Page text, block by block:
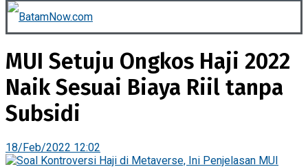
MUI Setuju Ongkos Haji 2022
Naik Sesuai Biaya Riil tanpa
Subsidi
18/Feb/2022 12:02